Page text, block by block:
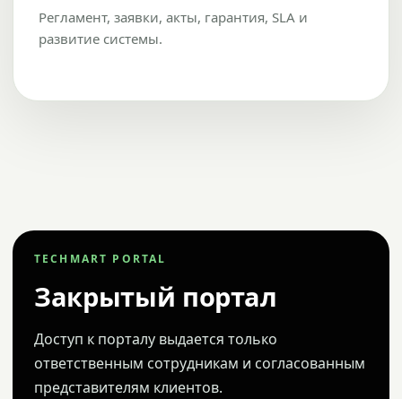
Регламент, заявки, акты, гарантия, SLA и
развитие системы.
TECHMART PORTAL
Закрытый портал
Доступ к порталу выдается только
ответственным сотрудникам и согласованным
представителям клиентов.